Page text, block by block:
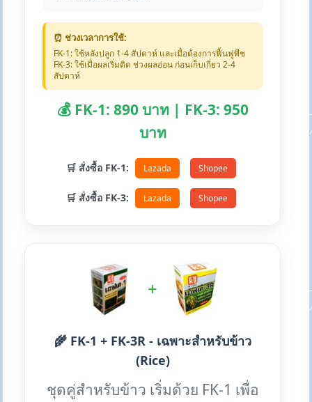
⏰ ช่วงเวลาการใช้:
FK-1: ใช้หลังปลูก 1-4 สัปดาห์ และเมื่อต้องการฟื้นฟูพืช
FK-3: ใช้เมื่อผลเริ่มติด ช่วงผลอ่อน ก่อนเก็บเกี่ยว 2-4
สัปดาห์
💰 FK-1: 890 บาท | FK-3: 950
บาท
🛒 สั่งซื้อ FK-1: Lazada Shopee
🛒 สั่งซื้อ FK-3: Lazada Shopee
+
🌾 FK-1 + FK-3R - เฉพาะสำหรับข้าว
(Rice)
ชุดคู่สำหรับข้าว เริ่มด้วย FK-1 เพื่อ